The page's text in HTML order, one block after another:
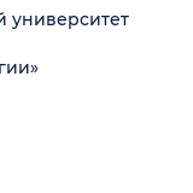
университет